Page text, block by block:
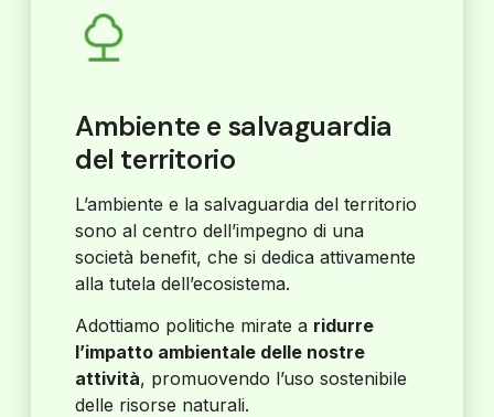
Ambiente e salvaguardia
del territorio
L’ambiente e la salvaguardia del territorio
sono al centro dell’impegno di una
società benefit, che si dedica attivamente
alla tutela dell’ecosistema.
Adottiamo politiche mirate a ridurre
l’impatto ambientale delle nostre
attività, promuovendo l’uso sostenibile
delle risorse naturali.